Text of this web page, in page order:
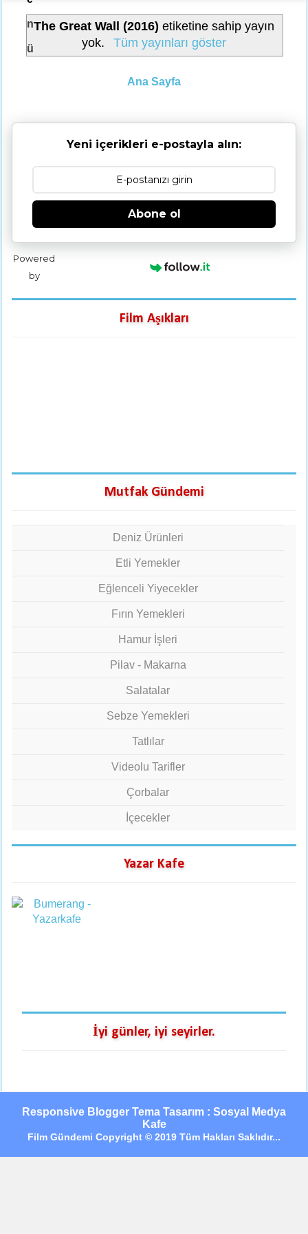
n
ü
The Great Wall (2016) etiketine sahip yayın
yok.
Tüm yayınları göster
Ana Sayfa
Yeni içerikleri e-postayla alın:
Abone ol
Powered
by
Film Aşıkları
Mutfak Gündemi
Deniz Ürünleri
Etli Yemekler
Eğlenceli Yiyecekler
Fırın Yemekleri
Hamur İşleri
Pilav - Makarna
Salatalar
Sebze Yemekleri
Tatlılar
Videolu Tarifler
Çorbalar
İçecekler
Yazar Kafe
İyi günler, iyi seyirler.
Responsive Blogger Tema Tasarım : Sosyal Medya
Kafe
Film Gündemi Copyright © 2019 Tüm Hakları Saklıdır...